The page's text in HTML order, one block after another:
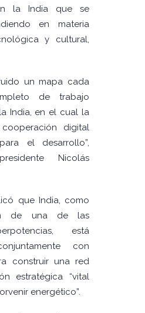
la India que se
en materia
y cultural,
un mapa cada
de trabajo
India, en el cual la
digital
el desarrollo”,
Nicolás
que India, como
de una de las
está
con
construir una red
estratégica “vital
energético”.